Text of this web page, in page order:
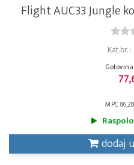
Flight AUC33 Jungle
Kat.br.
MPC
dodaj